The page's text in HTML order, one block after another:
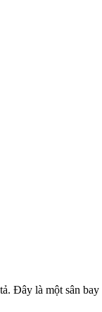
Đây là một sân